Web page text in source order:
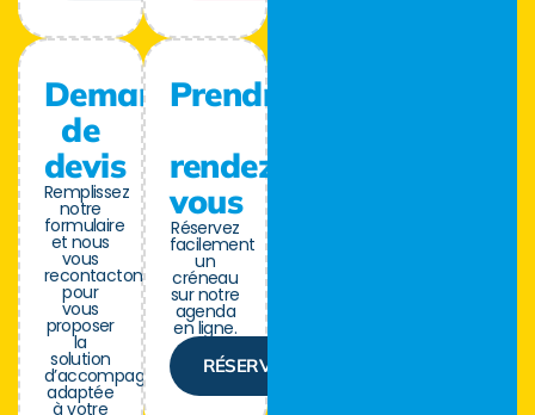
Demande
de
devis
Remplissez
notre
formulaire
et nous
vous
recontactons
pour
vous
proposer
la
solution
d’accompagnement
adaptée
à votre
Prendre
rendez-
vous
Réservez
facilement
un
créneau
sur notre
agenda
en ligne.
RÉSERVER